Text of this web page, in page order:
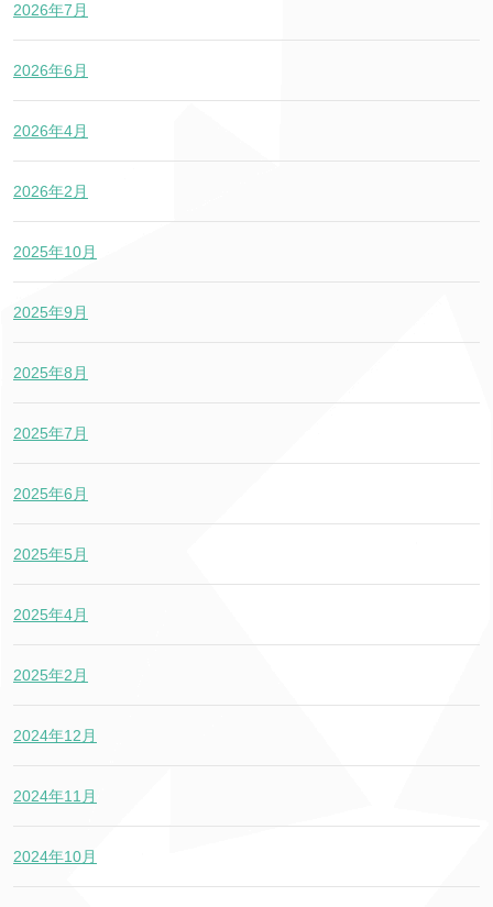
2026年7月
2026年6月
2026年4月
2026年2月
2025年10月
2025年9月
2025年8月
2025年7月
2025年6月
2025年5月
2025年4月
2025年2月
2024年12月
2024年11月
2024年10月